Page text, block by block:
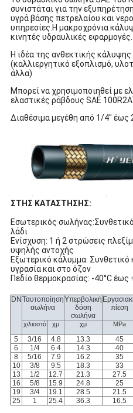
συνιστάται για την
υγρά βάσης πετρελαίου και
υπηρεσίες.Η μακροχρόνια
κινητές υδραυλικές εφαρμογές.
Η ιδέα της ανθεκτικής κάλυψης
(καλλιεργητικό εξοπλισμό,
άλλα)
Μπορεί να χρησιμοποιηθεί με
ελαστικές ράβδους SAE
Διαθέσιμα μεγέθη από 1/4" έως
ΣΤΗΣ ΚΑΤΑΣΤΗΣΗΣ:
Εσωτερικός
λάδι
Ενίσχυση: 1 ή 2 στρώσεις
υψηλής αντοχής
Εξωτερικό κάλυμμα:
υγρασία και στο όζον
Πεδίο θερμοκρασίας: -40°C
DNΤαυτοποίηση
σωλήνα
Υπερβολική
δόση
σωλήνα
πίεση
χιλιοστό χμ χμ MPa
5 3/16 4.8 13.3 45
6
1/4 6.4 14.3 40
8
5/16 7.9 16.2 35
10
3/8 9.5 18.3 33
13
1/2 12.7 21.3 27.5
16
5/8 15.9 24.8 25
19
3/4 19.1 28.5 21.5
25
1 25.4 36.3 16.5